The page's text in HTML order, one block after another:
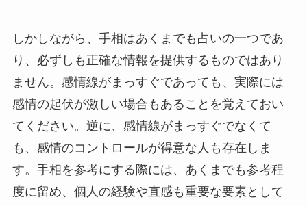
しかしながら、手相はあくまでも占いの一つであ
り、必ずしも正確な情報を提供するものではあり
ません。感情線がまっすぐであっても、実際には
感情の起伏が激しい場合もあることを覚えておい
てください。逆に、感情線がまっすぐでなくて
も、感情のコントロールが得意な人も存在しま
す。手相を参考にする際には、あくまでも参考程
度に留め、個人の経験や直感も重要な要素として